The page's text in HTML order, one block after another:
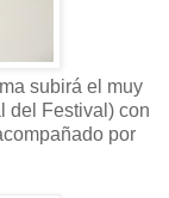
subirá el muy
del Festival) con
por